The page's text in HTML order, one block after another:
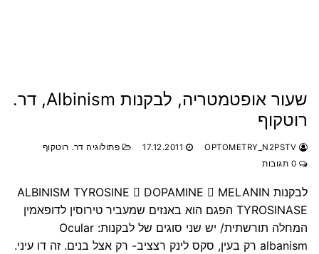
שעור אופטמטריה, לבקנות Albinism, דר.
רוטקוף
17.12.2011
פתולוגיה דר. רוטקוף
לבקנות ALBINISM TYROSINE  DOPAMINE  MELANIN
TYROSINASE הפגם הוא באנזים שמעביר טירוסין לדופאמין
המחלה תורשתית/ יש שני סוגים של לבקנות: Ocular
albanism רק בעין, סקס לינק רצציב- רק אצל בנים. זה דו עיני.